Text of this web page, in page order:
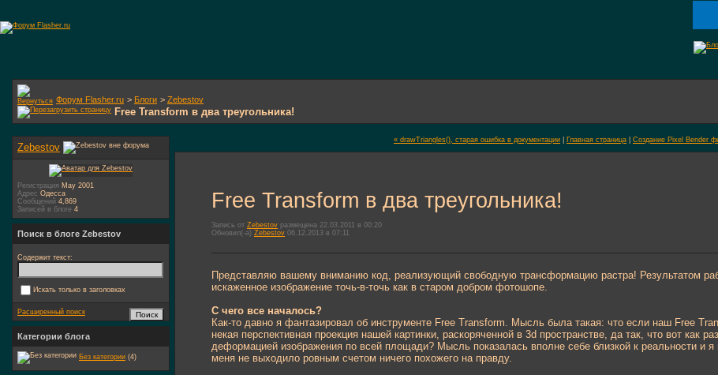
Форум Flasher.ru > Блоги > Zebestov
Free Transform в два треугольника!
« drawTriangles(), старая ошибка в документации Главная страница Создание Pixel Bender
Free Transform в два треугольника!
Запись от Zebestov размещена 22.03.2011 в 00:20
Обновил(-а) Zebestov 06.12.2013 в 07:11
Представляю вашему вниманию код, реализующий свободную трансформацию растра! Результатом
искаженное изображение точь-в-точь как в старом добром фотошопе.
С чего все началось?
Как-то давно я фантазировал об инструменте Free Transform. Мысль была такая: что если наш Free
некая перспективная проекция нашей картинки, раскоряченной в 3d пространстве, да так, что вот как
деформацией изображения по всей площади? Мысль показалась вполне себе близкой к реальности и я
меня не выходило ровным счетом ничего похожего на правду.
Zebestov
Регистрация May 2001
Адрес Одесса
Сообщений 4,869
Записей в блоге 4
Поиск в блоге Zebestov
Содержит текст:
Искать только в заголовках
Расширенный поиск
Категории блога
Без категории (4)